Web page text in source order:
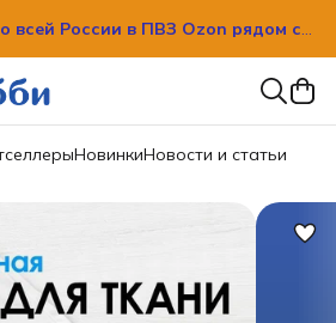
НовинкиНовости и статьи